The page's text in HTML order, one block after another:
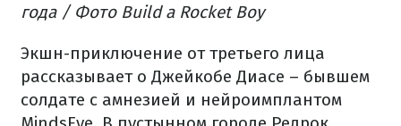
года / Фото Build a Rocket Boy
Экшн-приключение от третьего лица
рассказывает о Джейкобе Диасе – бывшем
солдате с амнезией и нейроимплантом